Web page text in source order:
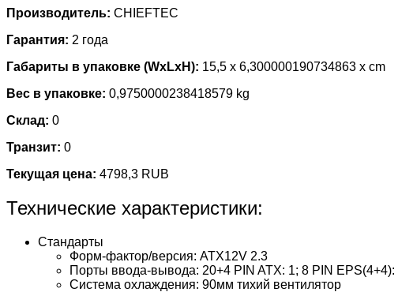
Производитель: CHIEFTEC
Гарантия: 2 года
Габариты в упаковке (WxLxH): 15,5 x 6,300000190734863 x cm
Вес в упаковке: 0,9750000238418579 kg
Склад: 0
Транзит: 0
Текущая цена: 4798,3 RUB
Технические характеристики:
Стандарты
Форм-фактор/версия: ATX12V 2.3
Порты ввода-вывода: 20+4 PIN ATX: 1; 8 PIN
Система охлаждения: 90мм тихий вентилятор